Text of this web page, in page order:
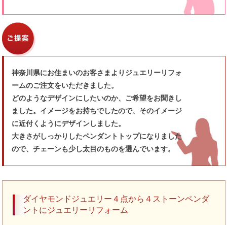
神奈川県にお住まいのお客さまよりジュエリーリフォ
ームのご注文をいただきました。
どのようなデザインにしたいのか、ご希望をお聞きし
ました。イメージをお持ちでしたので、そのイメージ
に近付くようにデザインしました。
大きさがしっかりしたペンダントトップになりました
ので、チェーンも少し太目のものを選んでいます。
ダイヤモンドジュエリー４点から４ストーンペンダ
ントにジュエリーリフォーム